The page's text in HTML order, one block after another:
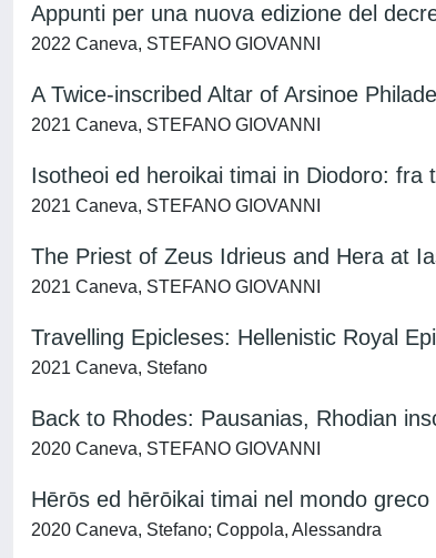
Appunti per una nuova edizione del
2022 Caneva, STEFANO GIOVANNI
A Twice-inscribed Altar of Arsinoe
2021 Caneva, STEFANO GIOVANNI
Isotheoi ed heroikai timai in Diodoro: fra
2021 Caneva, STEFANO GIOVANNI
The Priest of Zeus Idrieus and Hera at
2021 Caneva, STEFANO GIOVANNI
Travelling Epicleses: Hellenistic Royal
2021 Caneva, Stefano
Back to Rhodes: Pausanias, Rhodian
2020 Caneva, STEFANO GIOVANNI
Hērōs ed hērōikai timai nel mondo
2020 Caneva, Stefano; Coppola, Alessandra